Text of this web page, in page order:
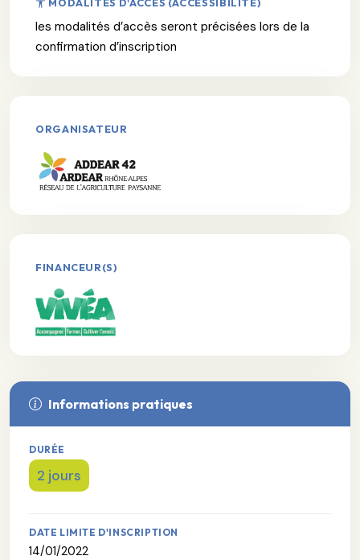
MODALITÉS D'ACCÈS (ACCESSIBILITÉ)
les modalités d’accès seront précisées lors de la
confirmation d’inscription
ORGANISATEUR
FINANCEUR(S)
Informations pratiques
DURÉE
2 jours
DATE LIMITE D'INSCRIPTION
14/01/2022